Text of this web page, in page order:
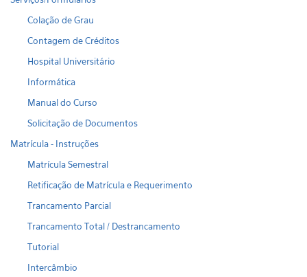
Colação de Grau
Contagem de Créditos
Hospital Universitário
Informática
Manual do Curso
Solicitação de Documentos
Matrícula - Instruções
Matrícula Semestral
Retificação de Matrícula e Requerimento
Trancamento Parcial
Trancamento Total / Destrancamento
Tutorial
Intercâmbio